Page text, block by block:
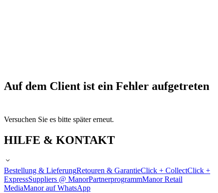
Auf dem Client ist ein Fehler aufgetreten
Versuchen Sie es bitte später erneut.
HILFE & KONTAKT
Bestellung & LieferungRetouren & GarantieClick + CollectClick +
ExpressSuppliers @ ManorPartnerprogrammManor Retail
MediaManor auf WhatsApp